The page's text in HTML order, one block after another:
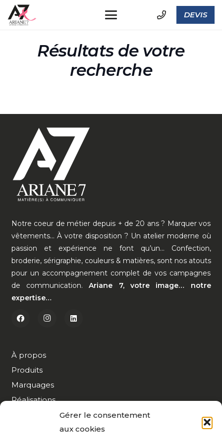
Gérer le consentement
aux cookies
DEVIS
Résultats de votre
recherche
Notre coeur de métier depuis + de 20 ans ? Marquer vos
vêtements… À votre disposition ? Un atelier moderne où
passion et expérience ne font qu’un… Confection,
broderie, sérigraphie, couleurs & matières, sont nos atouts
pour un accompagnement complet de vos campagnes
de communication.Ariane 7, votre image… notre
expertise…
À propos
Produits
Marquages
Réalisations
Nos Calendriers…